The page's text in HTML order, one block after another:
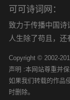
可可诗词网：
致力于传播中国诗
人生除了苟且，还
Copyright © 2002-
声明 :本网站尊重并
如果我们转载的作品
时删除。